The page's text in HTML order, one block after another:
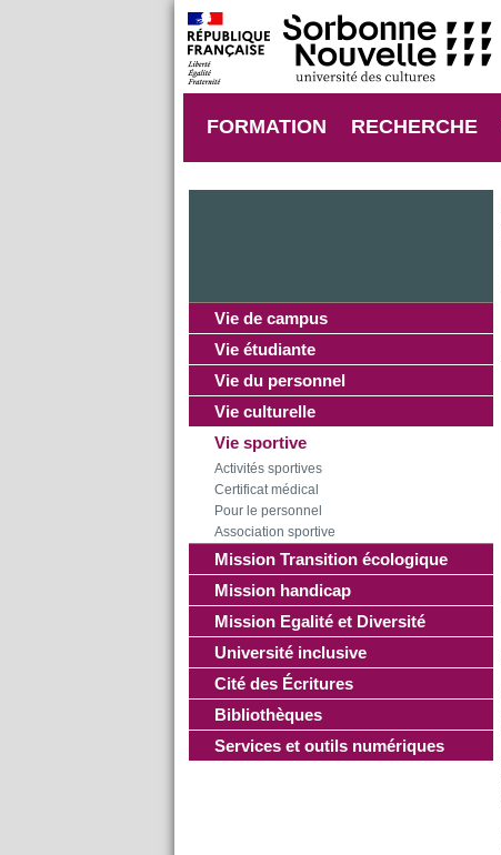
FORMATION RECHERCHE
Vie de campus
Vie étudiante
Vie du personnel
Vie culturelle
Vie sportive
Activités sportives
Certificat médical
Pour le personnel
Association sportive
Mission Transition écologique
Mission handicap
Mission Egalité et Diversité
Université inclusive
Cité des Écritures
Bibliothèques
Services et outils numériques